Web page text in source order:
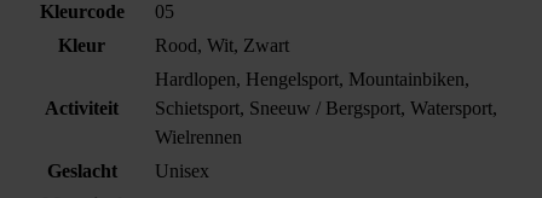
Kleurcode
05
Kleur
Rood, Wit, Zwart
Activiteit
Hardlopen, Hengelsport, Mountainbiken,
Schietsport, Sneeuw / Bergsport, Watersport,
Wielrennen
Geslacht
Unisex